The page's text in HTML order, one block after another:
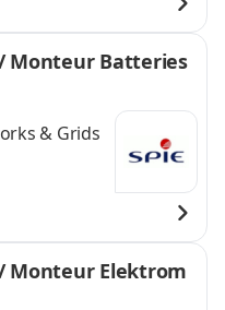
Monteur Batteries
& Grids
Monteur Elektrom